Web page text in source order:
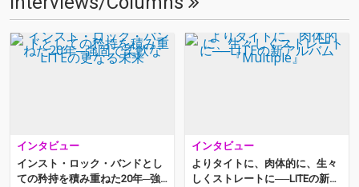
インタビュー
インスト・ロック・バンドとし
ての矜持を積み重ねた20年─強
インタビュー
よりタイトに、肉体的に、生々
しくストレートに──LITEの新ア